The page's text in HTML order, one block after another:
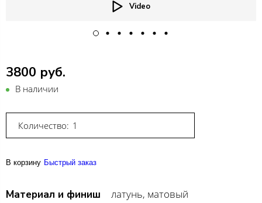
Video
3800 руб.
В наличии
Количество:
В корзину Быстрый заказ
Материал и финиш латунь, матовый